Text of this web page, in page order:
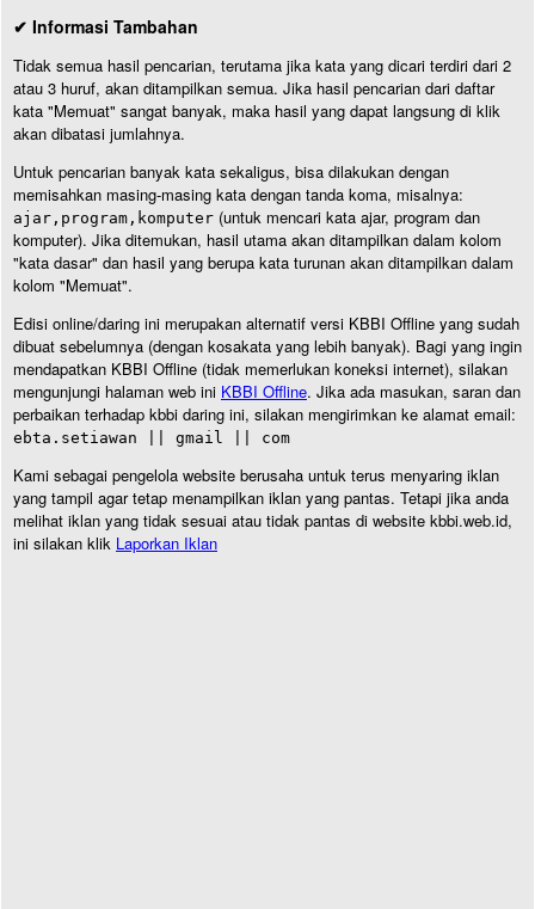
✔ Informasi Tambahan
Tidak semua hasil pencarian, terutama jika kata yang dicari terdiri dari 2
atau 3 huruf, akan ditampilkan semua. Jika hasil pencarian dari daftar
kata "Memuat" sangat banyak, maka hasil yang dapat langsung di klik
akan dibatasi jumlahnya.
Untuk pencarian banyak kata sekaligus, bisa dilakukan dengan
memisahkan masing-masing kata dengan tanda koma, misalnya:
ajar,program,komputer (untuk mencari kata ajar, program dan
komputer). Jika ditemukan, hasil utama akan ditampilkan dalam kolom
"kata dasar" dan hasil yang berupa kata turunan akan ditampilkan dalam
kolom "Memuat".
Edisi online/daring ini merupakan alternatif versi KBBI Offline yang sudah
dibuat sebelumnya (dengan kosakata yang lebih banyak). Bagi yang ingin
mendapatkan KBBI Offline (tidak memerlukan koneksi internet), silakan
mengunjungi halaman web ini KBBI Offline. Jika ada masukan, saran dan
perbaikan terhadap kbbi daring ini, silakan mengirimkan ke alamat email:
ebta.setiawan || gmail || com
Kami sebagai pengelola website berusaha untuk terus menyaring iklan
yang tampil agar tetap menampilkan iklan yang pantas. Tetapi jika anda
melihat iklan yang tidak sesuai atau tidak pantas di website kbbi.web.id,
ini silakan klik Laporkan Iklan